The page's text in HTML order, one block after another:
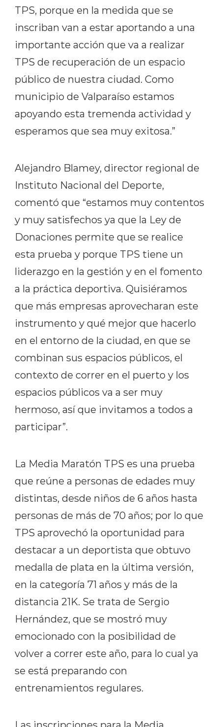
TPS, porque en la medida que se
inscriban van a estar aportando a una
importante acción que va a realizar
TPS de recuperación de un espacio
público de nuestra ciudad. Como
municipio de Valparaíso estamos
apoyando esta tremenda actividad y
esperamos que sea muy exitosa.”
Alejandro Blamey, director regional de
Instituto Nacional del Deporte,
comentó que “estamos muy contentos
y muy satisfechos ya que la Ley de
Donaciones permite que se realice
esta prueba y porque TPS tiene un
liderazgo en la gestión y en el fomento
a la práctica deportiva. Quisiéramos
que más empresas aprovecharan este
instrumento y qué mejor que hacerlo
en el entorno de la ciudad, en que se
combinan sus espacios públicos, el
contexto de correr en el puerto y los
espacios públicos va a ser muy
hermoso, así que invitamos a todos a
participar”.
La Media Maratón TPS es una prueba
que reúne a personas de edades muy
distintas, desde niños de 6 años hasta
personas de más de 70 años; por lo que
TPS aprovechó la oportunidad para
destacar a un deportista que obtuvo
medalla de plata en la última versión,
en la categoría 71 años y más de la
distancia 21K. Se trata de Sergio
Hernández, que se mostró muy
emocionado con la posibilidad de
volver a correr este año, para lo cual ya
se está preparando con
entrenamientos regulares.